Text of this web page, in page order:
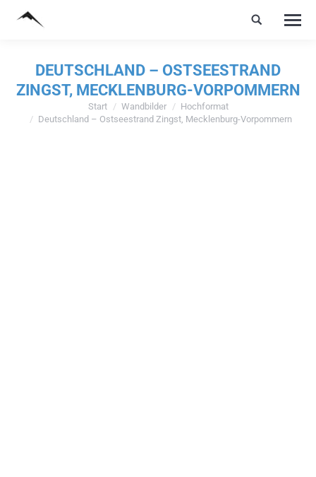
DEUTSCHLAND – OSTSEESTRAND
ZINGST, MECKLENBURG-VORPOMMERN
Sie befinden sich hier:
Start Wandbilder
Hochformat
Deutschland – Ostseestrand Zingst, Mecklenburg-Vorpommern